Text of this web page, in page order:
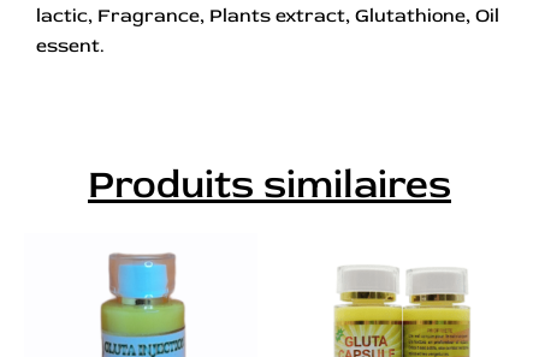
lactic, Fragrance, Plants extract, Glutathione, Oil
essent.
Produits similaires